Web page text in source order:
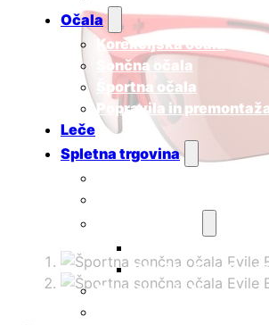
Očala
Korekcijska očala
Sončna očala
Športna očala
Popravila in
Leče
Spletna trgovina
Otroška športna
Pametna očala